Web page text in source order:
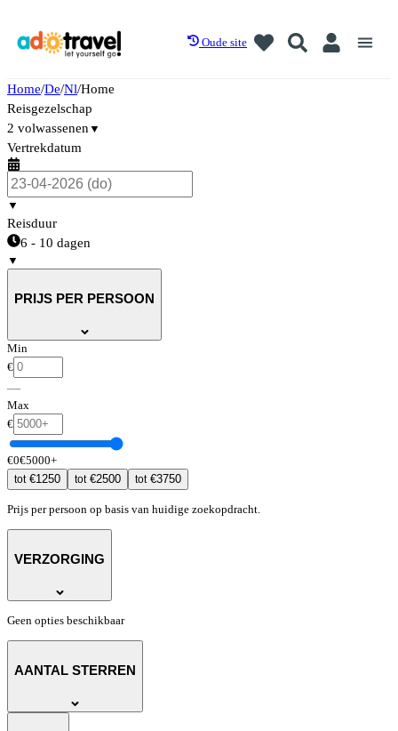
Oude site
Home/De/Nl/Home
Reisgezelschap
2 volwassenen ▼
Vertrekdatum
▼
Reisduur
6 - 10 dagen
▼
PRIJS PER PERSOON
Min
€
—
Max
€
€0€5000+
tot€1250 tot€2500 tot€3750
Prijs per persoon op basis van huidige zoekopdracht.
VERZORGING
Geen opties beschikbaar
AANTAL STERREN